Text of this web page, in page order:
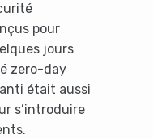
pour
jours
zero-day
était aussi
s’introduire